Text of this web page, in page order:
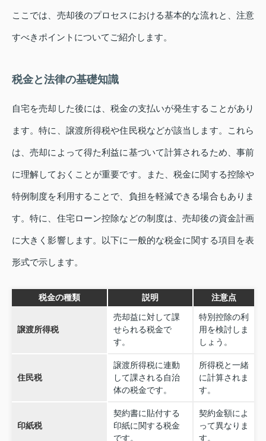
ここでは、売却後のプロセスにおける基本的な流れと、注意
すべきポイントについてご紹介します。
税金と法律の基礎知識
自宅を売却した後には、税金の支払いが発生することがあり
ます。特に、譲渡所得税や住民税などが該当します。これら
は、売却によって得た利益に基づいて計算されるため、事前
に理解しておくことが重要です。また、税金に関する控除や
特例制度を利用することで、負担を軽減できる場合もありま
す。特に、住宅ローン控除などの制度は、売却後の資金計画
に大きく影響します。以下に一般的な税金に関する項目を表
形式で示します。
税金の種類 説明 注意点
譲渡所得税
売却益に対して課
せられる税金で
す。
特別控除の利
用を検討しま
しょう。
住民税
譲渡所得税に連動
して課される自治
体の税金です。
所得税と一緒
に計算されま
す。
印紙税
契約書に貼付する
印紙に関する税金
です。
契約金額によ
って異なりま
す。